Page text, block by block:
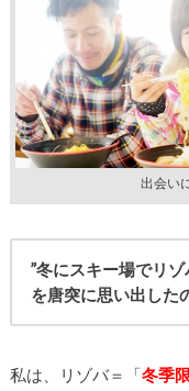
出会い
”冬にスキー場でリ
を唐突に思い出した
私は、リゾバ＝「冬季